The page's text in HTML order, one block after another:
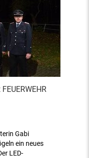
Gabi
ein neues
LED-